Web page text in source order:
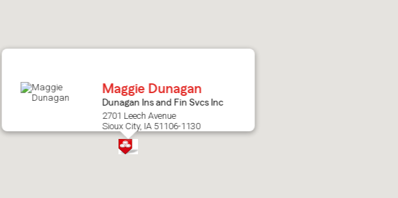
Maggie Dunagan
Dunagan Ins and Fin Svcs Inc
2701 Leech Avenue
Sioux City, IA 51106-1130